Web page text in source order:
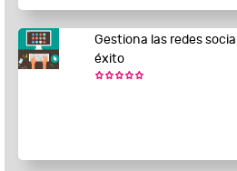
Gestiona las redes
éxito